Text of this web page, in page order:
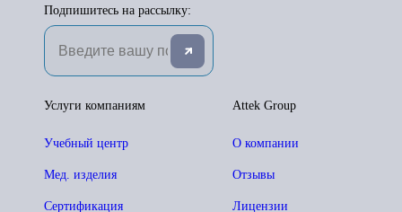
Подпишитесь на рассылку:
Attek Group
О компании
Отзывы
Лицензии
Услуги компаниям
Учебный центр
Мед. изделия
Сертификация